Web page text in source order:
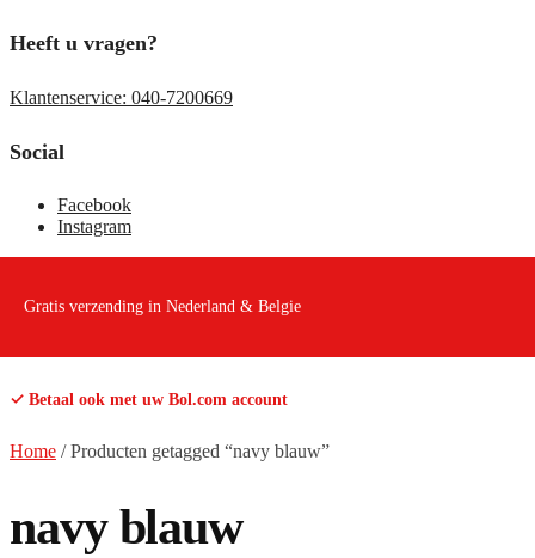
Heeft u vragen?
Klantenservice: 040-7200669
Social
Facebook
Instagram
Gratis verzending in Nederland & Belgie
✓ Betaal ook met uw Bol.com account
Home /Producten getagged “navy blauw”
navy blauw